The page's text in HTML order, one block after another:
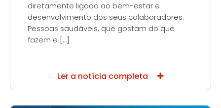
diretamente ligado ao bem-estar e
desenvolvimento dos seus colaboradores.
Pessoas saudáveis, que gostam do que
fazem e […]
Ler a notícia completa